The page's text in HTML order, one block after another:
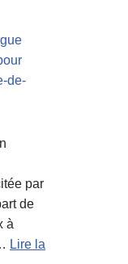
de-
par
de
à
Lire la